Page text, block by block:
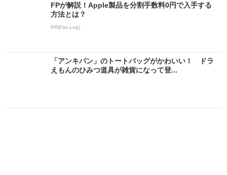
FPが解説！Apple製品を分割手数料0円で入手する
方法とは？
PR(Fav-Log)
「アンキパン」のトートバッグがかわいい！ ドラ
えもんのひみつ道具が雑貨になって登...